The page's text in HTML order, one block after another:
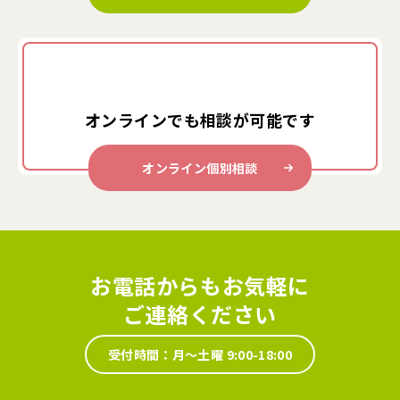
オンラインでも相談が可能です
オンライン個別相談
お電話からもお気軽に
ご連絡ください
受付時間：月～土曜 9:00-18:00